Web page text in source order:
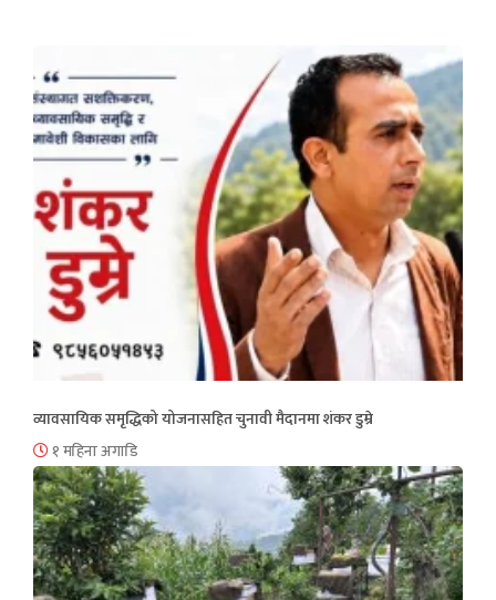
व्यावसायिक समृद्धिको योजनासहित चुनावी मैदानमा शंकर डुम्रे
१ महिना अगाडि